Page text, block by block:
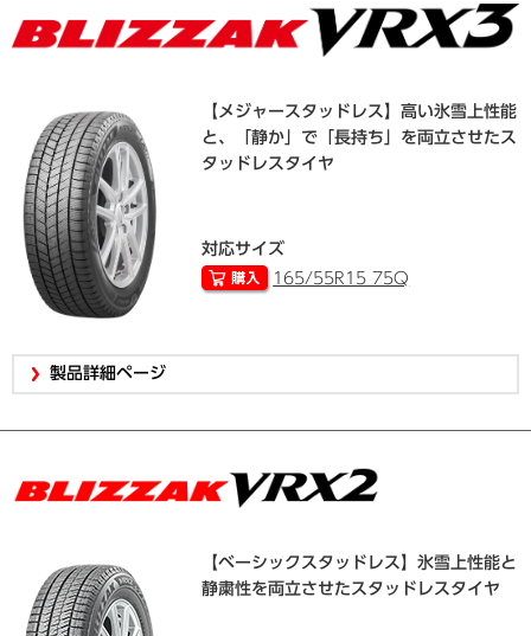
【メジャースタッドレス】高い氷雪上性能
と、「静か」で「長持ち」を両立させたス
タッドレスタイヤ
対応サイズ
165/55R15 75Q
製品詳細ページ
【ベーシックスタッドレス】氷雪上性能と
静粛性を両立させたスタッドレスタイヤ